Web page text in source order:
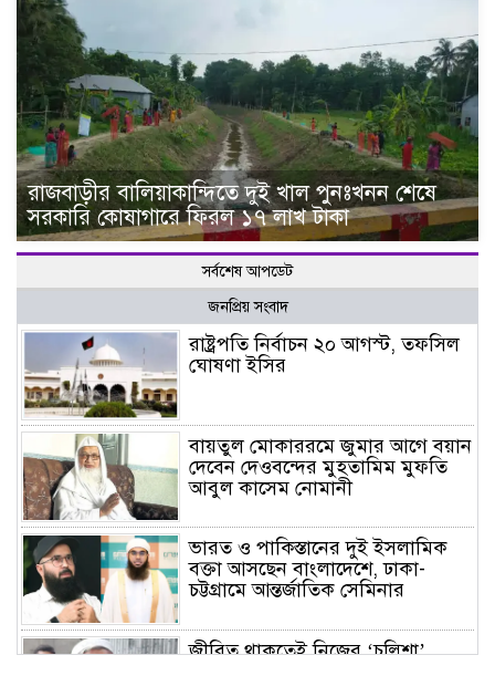
রাজবাড়ীর বালিয়াকান্দিতে দুই খাল পুনঃখনন শেষে
সরকারি কোষাগারে ফিরল ১৭ লাখ টাকা
সর্বশেষ আপডেট
জনপ্রিয় সংবাদ
রাষ্ট্রপতি নির্বাচন ২০ আগস্ট, তফসিল
ঘোষণা ইসির
বায়তুল মোকাররমে জুমার আগে বয়ান
দেবেন দেওবন্দের মুহতামিম মুফতি
আবুল কাসেম নোমানী
ভারত ও পাকিস্তানের দুই ইসলামিক
বক্তা আসছেন বাংলাদেশে, ঢাকা-
চট্টগ্রামে আন্তর্জাতিক সেমিনার
জীবিত থাকতেই নিজের ‘চল্লিশা’